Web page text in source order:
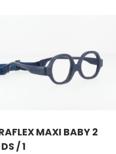
MAXI BABY 2
/ 1